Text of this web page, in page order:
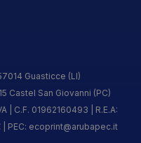
Guasticce (LI)
Castel San Giovanni (PC)
| C.F. 01962160493 | R.E.A:
PEC: ecoprint@arubapec.it